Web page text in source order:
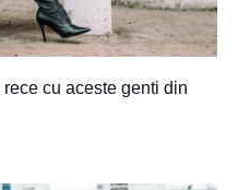
cu aceste genti din